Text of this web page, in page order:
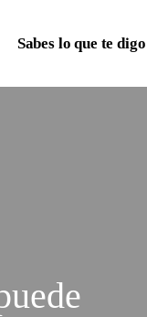
Sabes lo que te digo